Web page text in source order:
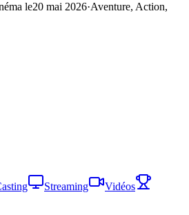
le20 mai 2026·Aventure, Action,
Streaming
Vidéos